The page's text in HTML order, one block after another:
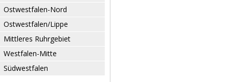
Ostwestfalen-Nord
Ostwestfalen/Lippe
Mittleres Ruhrgebiet
Westfalen-Mitte
Südwestfalen